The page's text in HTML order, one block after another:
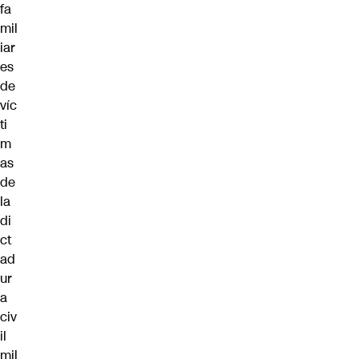
fa
mil
iar
es
de
víc
ti
m
as
de
la
di
ct
ad
ur
a
civ
il
mil